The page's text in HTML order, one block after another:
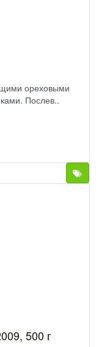
ореховыми
Послев..
500 г